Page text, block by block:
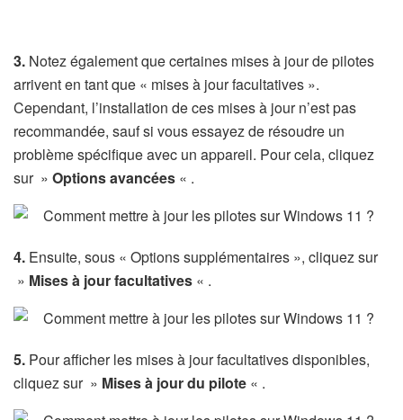
3. Notez également que certaines mises à jour de pilotes
arrivent en tant que « mises à jour facultatives ».
Cependant, l’installation de ces mises à jour n’est pas
recommandée, sauf si vous essayez de résoudre un
problème spécifique avec un appareil. Pour cela, cliquez
sur » Options avancées « .
4. Ensuite, sous « Options supplémentaires », cliquez sur
» Mises à jour facultatives « .
5. Pour afficher les mises à jour facultatives disponibles,
cliquez sur » Mises à jour du pilote « .